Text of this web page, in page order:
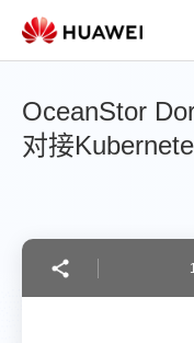
OceanStor
对接